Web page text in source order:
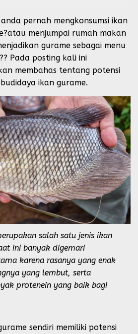
pernah mengkonsumsi ikan
menjumpai rumah makan
gurame sebagai menu
Pada posting kali ini
membahas tentang potensi
ikan gurame.
salah satu jenis ikan
ini banyak digemari
karena rasanya yang enak
yang lembut, serta
protenein yang baik bagi
sendiri memiliki potensi